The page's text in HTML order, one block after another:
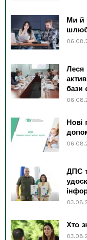
Ми й
Леся
бази
Нові
ДПС
Хто